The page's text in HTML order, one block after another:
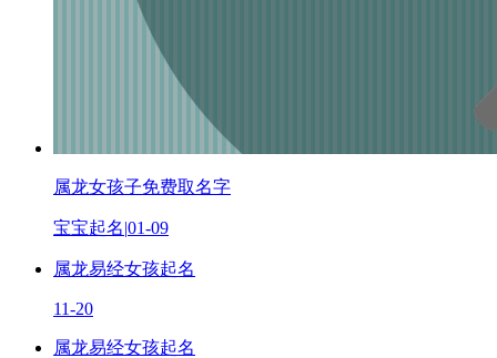
属龙女孩子免费取名字
宝宝起名|01-09
属龙易经女孩起名
11-20
属龙易经女孩起名